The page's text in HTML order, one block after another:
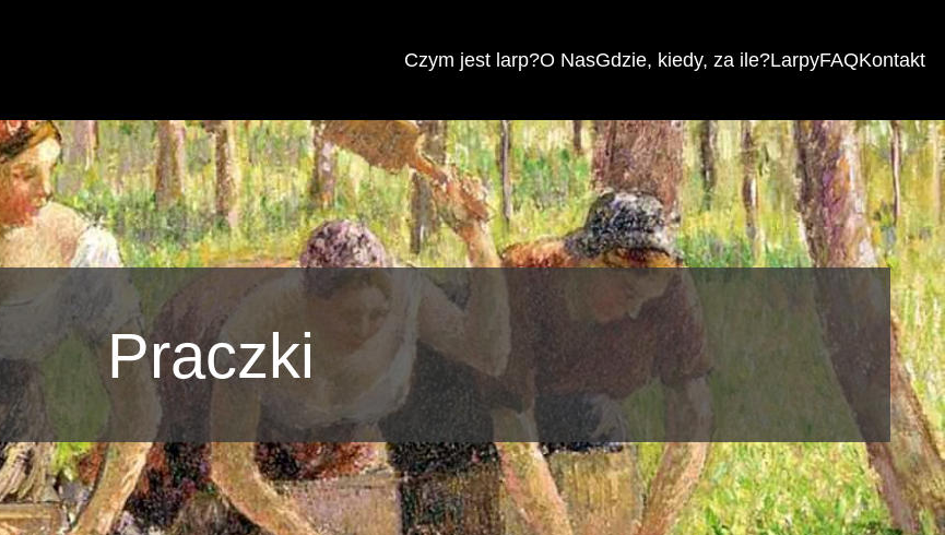
Czym jest larp?O NasGdzie, kiedy, za ile?LarpyFAQKontakt
Praczki